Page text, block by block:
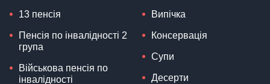
13 пенсія
Пенсія по інвалідності 2
група
Військова пенсія по
інвалідності
Випічка
Консервація
Супи
Десерти